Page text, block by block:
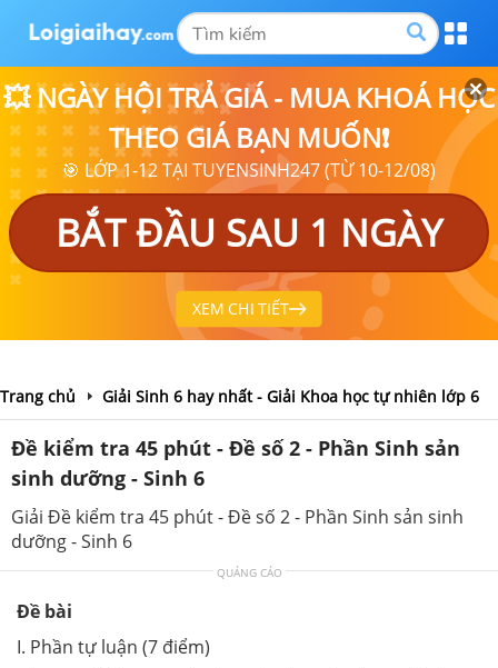
💥 NGÀY HỘI TRẢ GIÁ - MUA KHOÁ HỌC
THEO GIÁ BẠN MUỐN❗
🎯 LỚP 1-12 TẠI TUYENSINH247 (TỪ 10-12/08)
BẮT ĐẦU SAU 1 NGÀY
XEM CHI TIẾT
Trang chủ Giải Sinh 6 hay nhất - Giải Khoa học tự nhiên lớp 6
Đề kiểm tra 45 phút - Đề số 2 - Phần Sinh sản
sinh dưỡng - Sinh 6
Giải Đề kiểm tra 45 phút - Đề số 2 - Phần Sinh sản sinh
dưỡng - Sinh 6
QUẢNG CÁO
Đề bài
I. Phần tự luận (7 điểm)